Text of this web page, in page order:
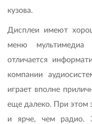
кузова.
Дисплеи имеют
меню мультимедиа
отличается
компании
играет вполне
еще далеко. При этом
и ярче, чем радио.